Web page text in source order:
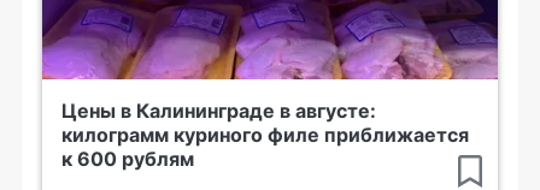
Цены в Калининграде в августе:
килограмм куриного филе приближается
к 600 рублям